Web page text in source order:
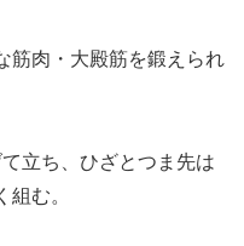
筋肉・大殿筋を鍛えられ
立ち、ひざとつま先は
む。